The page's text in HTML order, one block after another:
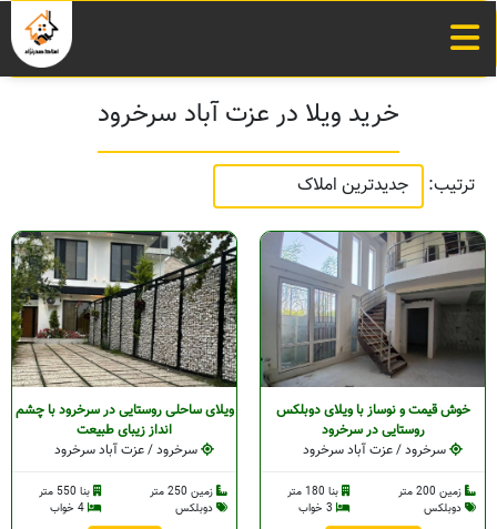
خرید ویلا در عزت آباد سرخرود
ترتیب:
خوش قیمت و نوساز با ویلای دوبلکس
روستایی در سرخرود
سرخرود / عزت آباد سرخرود
زمین 200 متر
بنا 180 متر
دوبلکس
ویلای ساحلی روستایی در سرخرود با چشم
انداز زیبای طبیعت
سرخرود / عزت آباد سرخرود
زمین 250 متر
بنا 550 متر
دوبلکس